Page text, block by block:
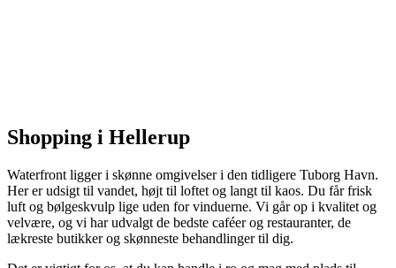
Shopping i Hellerup
Waterfront ligger i skønne omgivelser i den tidligere Tuborg Havn.
Her er udsigt til vandet, højt til loftet og langt til kaos. Du får frisk
luft og bølgeskvulp lige uden for vinduerne. Vi går op i kvalitet og
velvære, og vi har udvalgt de bedste caféer og restauranter, de
lækreste butikker og skønneste behandlinger til dig.